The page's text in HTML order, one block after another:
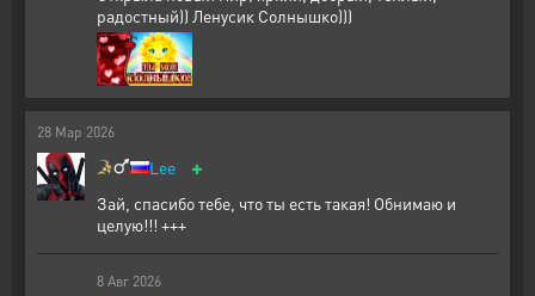
радостный)) Ленусик Солнышко)))
28 Мар 2026
Lee +
Зай, спасибо тебе, что ты есть такая! Обнимаю и
целую!!! +++
8 Авг 2026